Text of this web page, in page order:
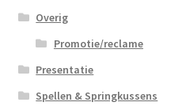
Overig
Promotie/reclame
Presentatie
Spellen & Springkussens